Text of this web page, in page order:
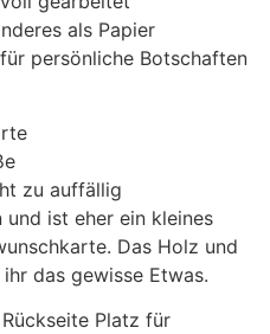
als Papier
persönliche Botschaften
zu auffällig
ist eher ein kleines
Das Holz und
das gewisse Etwas.
Platz für